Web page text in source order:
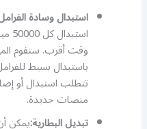
استبدال وسادة
وقت أقرب. ستقوم
باستبدال بسيط
تتطلب استبدال أو
منصات جديدة.
تبديل البطارية:يمكن